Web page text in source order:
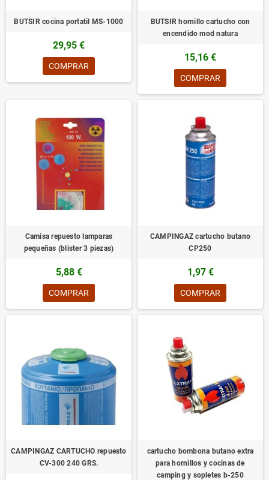
BUTSIR cocina portatil MS-1000
29,95 €
COMPRAR
BUTSIR hornillo cartucho con
encendido mod natura
15,16 €
COMPRAR
Camisa repuesto lamparas
pequeñas (blister 3 piezas)
5,88 €
COMPRAR
CAMPINGAZ cartucho butano
CP250
1,97 €
COMPRAR
CAMPINGAZ CARTUCHO repuesto
CV-300 240 GRS.
cartucho bombona butano extra
para hornillos y cocinas de
camping y sopletes b-250